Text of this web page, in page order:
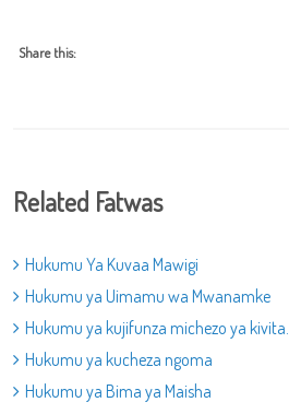
Share this:
Related Fatwas
Hukumu Ya Kuvaa Mawigi
Hukumu ya Uimamu wa Mwanamke
Hukumu ya kujifunza michezo ya kivita.
Hukumu ya kucheza ngoma
Hukumu ya Bima ya Maisha